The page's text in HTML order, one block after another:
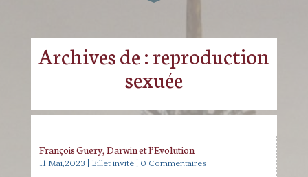
Archives de : reproduction
sexuée
François Guery, Darwin et l’Evolution
11 Mai,2023 Billet invité| 0 Commentaires